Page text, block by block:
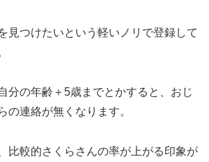
見つけたいという軽いノリで登録して
分の年齢＋5歳までとかすると、おじ
の連絡が無くなります。
比較的さくらさんの率が上がる印象が